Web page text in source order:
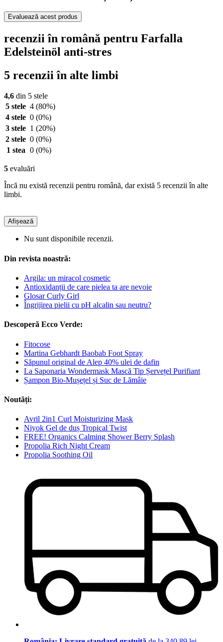
Evaluează acest produs
recenzii în română pentru Farfalla
Edelsteinöl anti-stres
5 recenzii în alte limbi
4,6 din 5 stele
5 stele 4 (80%)
4 stele 0 (0%)
3 stele 1 (20%)
2 stele 0 (0%)
1 stea 0 (0%)
5 evaluări
Încă nu există recenzii pentru română, dar există 5 recenzii în alte
limbi.
Afișează
Nu sunt disponibile recenzii.
Din revista noastră:
Argila: un miracol cosmetic
Antioxidanții de care pielea ta are nevoie
Glosar Curly Girl
Îngrijirea pielii cu pH alcalin sau neutru?
Descoperă Ecco Verde:
Fitocose
Martina Gebhardt Baobab Foot Spray
Săpunul original de Alep 40% ulei de dafin
La Saponaria Wondermask Mască Tip Șervețel Purifiant
Șampon Bio-Mușețel și Suc de Lămâie
Noutăți:
Avril 2in1 Curl Moisturizing Mask
Niyok Gel de duș Tropical Twist
FREE! Organics Calming Shower Berry Splash
Propolia Rich Night Cream
Propolia Soothing Oil